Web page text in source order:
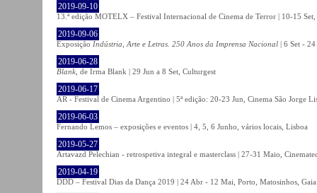
2019-09-10
13.ª edição MOTELX – Festival Internacional de Cinema de Terror | 10-15
2019-09-06
Exposição Indústria, Arte e Letras. 250 Anos da Imprensa Nacional | 6 Set -
2019-06-28
Blank , de Irma Blank | 29 Jun a 8 Set, Culturgest
2019-06-17
AR - Festival de Cinema Argentino | 5ª edição: 20-23 Jun, Cinema São Jorge
2019-06-03
Fernando Lemos – exposições e eventos | 4, 5, 6 Junho, vários locais, Lisboa
2019-05-27
Artavazd Pelechian - retrospetiva integral e masterclass | 27-31 Maio,
2019-04-19
DDD – Festival Dias da Dança 2019 | 24 Abr - 12 Mai, Porto, Matosinhos, Gaia